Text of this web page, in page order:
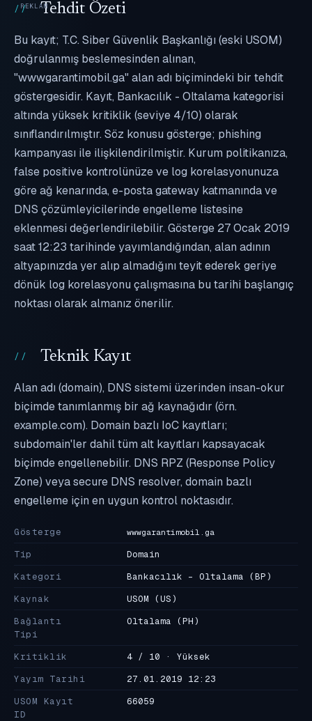
Tehdit Özeti
Bu kayıt; T.C. Siber Güvenlik Başkanlığı (eski USOM)
doğrulanmış beslemesinden alınan,
"wwwgarantimobil.ga" alan adı biçimindeki bir tehdit
göstergesidir. Kayıt, Bankacılık - Oltalama kategorisi
altında yüksek kritiklik (seviye 4/10) olarak
sınıflandırılmıştır. Söz konusu gösterge; phishing
kampanyası ile ilişkilendirilmiştir. Kurum politikanıza,
false positive kontrolünüze ve log korelasyonunuza
göre ağ kenarında, e-posta gateway katmanında ve
DNS çözümleyicilerinde engelleme listesine
eklenmesi değerlendirilebilir. Gösterge 27 Ocak 2019
saat 12:23 tarihinde yayımlandığından, alan adının
altyapınızda yer alıp almadığını teyit ederek geriye
dönük log korelasyonu çalışmasına bu tarihi başlangıç
noktası olarak almanız önerilir.
Teknik Kayıt
Alan adı (domain), DNS sistemi üzerinden insan-okur
biçimde tanımlanmış bir ağ kaynağıdır (örn.
example.com). Domain bazlı IoC kayıtları;
subdomain'ler dahil tüm alt kayıtları kapsayacak
biçimde engellenebilir. DNS RPZ (Response Policy
Zone) veya secure DNS resolver, domain bazlı
engelleme için en uygun kontrol noktasıdır.
Gösterge wwwgarantimobil.ga
Tip
Domain
Kategori
Bankacılık - Oltalama (BP)
Kaynak
USOM (US)
Bağlantı
Tipi
Oltalama (PH)
Kritiklik
4 / 10 · Yüksek
Yayım Tarihi
27.01.2019 12:23
USOM Kayıt
ID
66059